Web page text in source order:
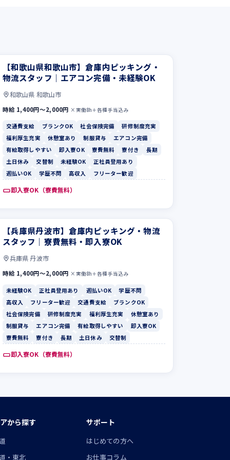
【和歌山県和歌山市】倉庫内ピッキング・
物流スタッフ｜エアコン完備・未経験OK
和歌山県 和歌山市
時給 1,400円〜2,000円 ×実働8h＋各種手当込み
交通費支給 ブランクOK 社会保険完備
研修制度充実
福利厚生充実
休憩室あり 制服貸与
エアコン完備
有給取得しやすい
即入寮OK 寮費無料 寮付き
長期
土日休み
交替制 未経験OK
正社員登用あり
週払いOK
学歴不問 高収入 フリーター歓迎
即入寮OK（寮費無料）
【兵庫県丹波市】倉庫内ピッキング・物流
スタッフ｜寮費無料・即入寮OK
兵庫県 丹波市
時給 1,400円〜2,000円 ×実働8h＋各種手当込み
未経験OK 正社員登用あり 週払いOK
学歴不問
高収入
フリーター歓迎 交通費支給
ブランクOK
社会保険完備
研修制度充実 福利厚生充実
休憩室あり
制服貸与
エアコン完備 有給取得しやすい
即入寮OK
寮費無料
寮付き 長期 土日休み 交替制
即入寮OK（寮費無料）
から探す
・東北
サポート
はじめての方へ
お仕事コラム